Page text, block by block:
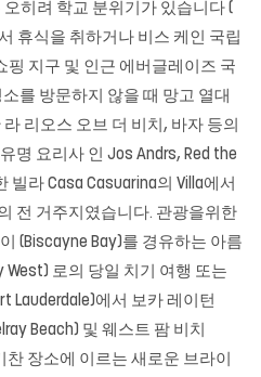
히려 학교 분위기가 있습니다 (
휴식을 취하거나 비스 케인 국립
핑 지구 및 인근 에버글레이즈 국
를 방문하지 않을 때 망고 열대
리오스 오브 더 비치, 바자 등의
명 요리사 인 Jos Andrs, Red the
빌라 Casa Casuarina의 Villa에서
전 거주지였습니다. 관광을위한
(Biscayne Bay)를 경유하는 아름
West) 로의 당일 치기 여행 또는
Lauderdale)에서 보카 레이턴
Beach) 및 웨스트 팜 비치
찬 장소에 이르는 새로운 브라이